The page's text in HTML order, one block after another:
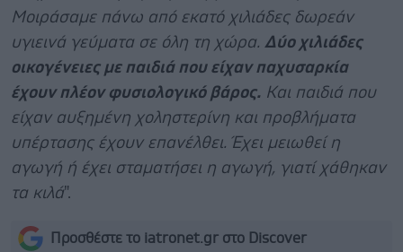
Μοιράσαμε πάνω από εκατό χιλιάδες δωρεάν
υγιεινά γεύματα σε όλη τη χώρα. Δύο χιλιάδες
οικογένειες με παιδιά που είχαν παχυσαρκία
έχουν πλέον φυσιολογικό βάρος. Και παιδιά που
είχαν αυξημένη χοληστερίνη και προβλήματα
υπέρτασης έχουν επανέλθει. Έχει μειωθεί η
αγωγή ή έχει σταματήσει η αγωγή, γιατί χάθηκαν
τα κιλά".
Προσθέστε το iatronet.gr στο Discover